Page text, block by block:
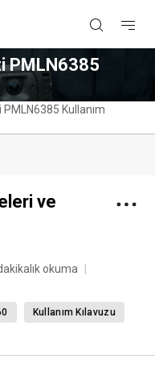
PMLN6385
PMLN6385 Kullanım
ve
okuma
Kullanım Kılavuzu